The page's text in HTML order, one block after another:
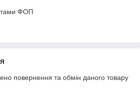
ФОП
повернення та обмін даного товару